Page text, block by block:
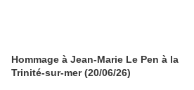
Hommage à Jean-Marie Le Pen à la
Trinité-sur-mer (20/06/26)